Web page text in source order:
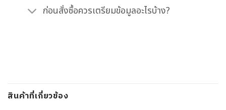
ก่อนสั่งซื้อควรเตรียมข้อมูลอะไรบ้าง?
สินค้าที่เกี่ยวข้อง